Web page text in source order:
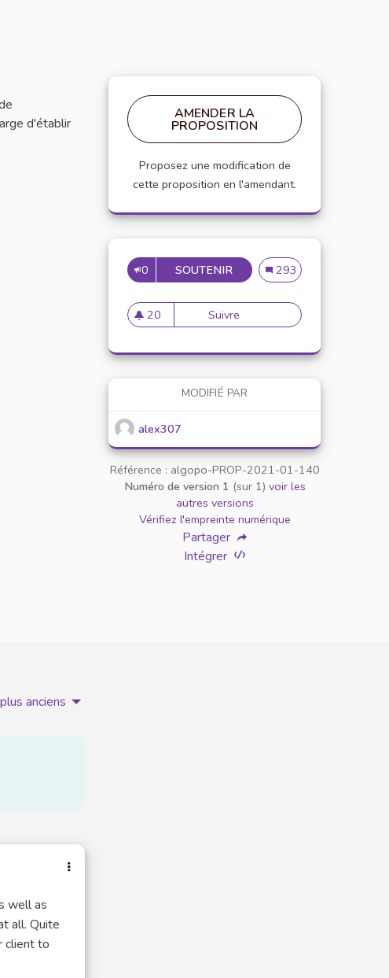
d'établir
AMENDER LA
PROPOSITION
Proposez une modification de
cette proposition en l'amendant.
0 SOUTENIR MISE EN PLACE DE
Mise en place de
293
20
20 abonnés
Suivre Mise en place de référents
MODIFIÉ PAR
alex307
Référence : algopo-PROP-2021-01-140
Numéro de version 1 (sur 1) voir les
autres versions
Vérifiez l'empreinte numérique
Partager
Intégrer
anciens
well as
all. Quite
client to